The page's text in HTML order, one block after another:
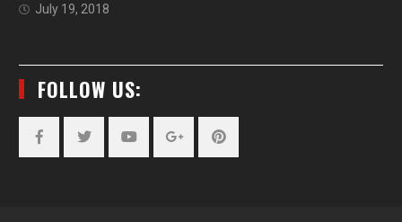
July 19, 2018
FOLLOW US: